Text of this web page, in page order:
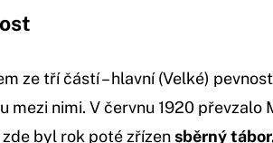
ze tří částí – hlavní (Velké)
mezi nimi. V červnu 1920 převzalo
byl rok poté zřízensběrný